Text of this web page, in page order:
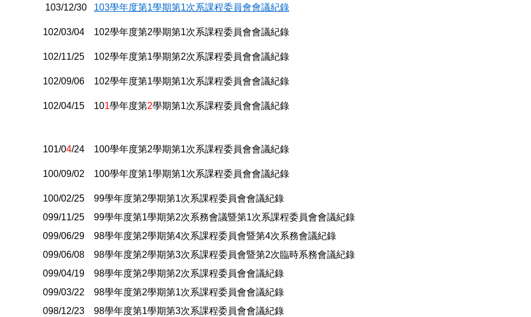
103/12/30 103學年度第1學期第1次系課程委員會會議紀錄
102/03/04 102學年度第2學期第1次系課程委員會會議紀錄
102/11/25 102學年度第1學期第2次系課程委員會會議紀錄
102/09/06 102學年度第1學期第1次系課程委員會會議紀錄
102/04/15 101學年度第2學期第1次系課程委員會會議紀錄
101/04/24 100學年度第2學期第1次系課程委員會會議紀錄
100/09/02 100學年度第1學期第1次系課程委員會會議紀錄
100/02/25 99學年度第2學期第1次系課程委員會會議紀錄
099/11/25 99學年度第1學期第2次系務會議暨第1次系課程委員會會議紀錄
099/06/29 98學年度第2學期第4次系課程委員會暨第4次系務會議紀錄
099/06/08 98學年度第2學期第3次系課程委員會暨第2次臨時系務會議紀錄
099/04/19 98學年度第2學期第2次系課程委員會會議紀錄
099/03/22 98學年度第2學期第1次系課程委員會會議紀錄
098/12/23 98學年度第1學期第3次系課程委員會會議紀錄